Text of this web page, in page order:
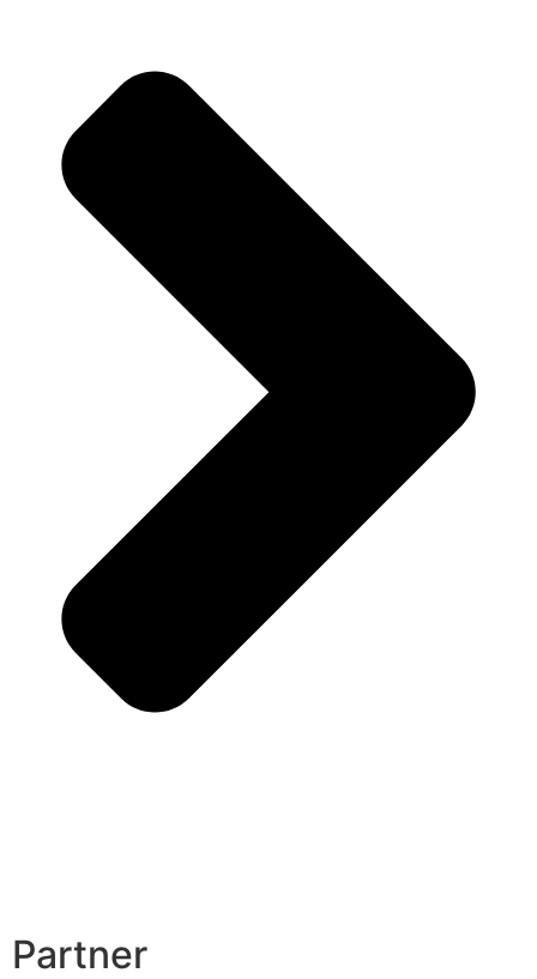
Partner